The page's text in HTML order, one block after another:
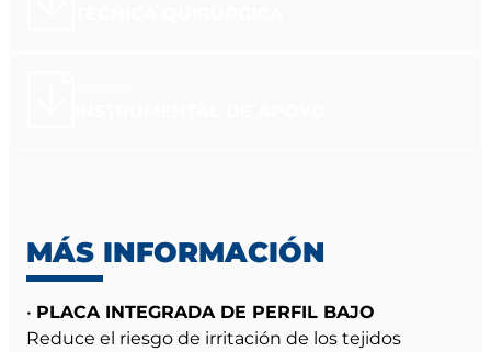
MÁS INFORMACIÓN
• PLACA INTEGRADA DE PERFIL BAJO
Reduce el riesgo de irritación de los tejidos